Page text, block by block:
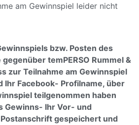
am Gewinnspiel leider nicht
bzw. Posten des
temPERSO Rummel &
zur Teilnahme am Gewinnspiel
Ihr Facebook- Profilname, über
teilgenommen haben
Gewinns- Ihr Vor- und
gespeichert und